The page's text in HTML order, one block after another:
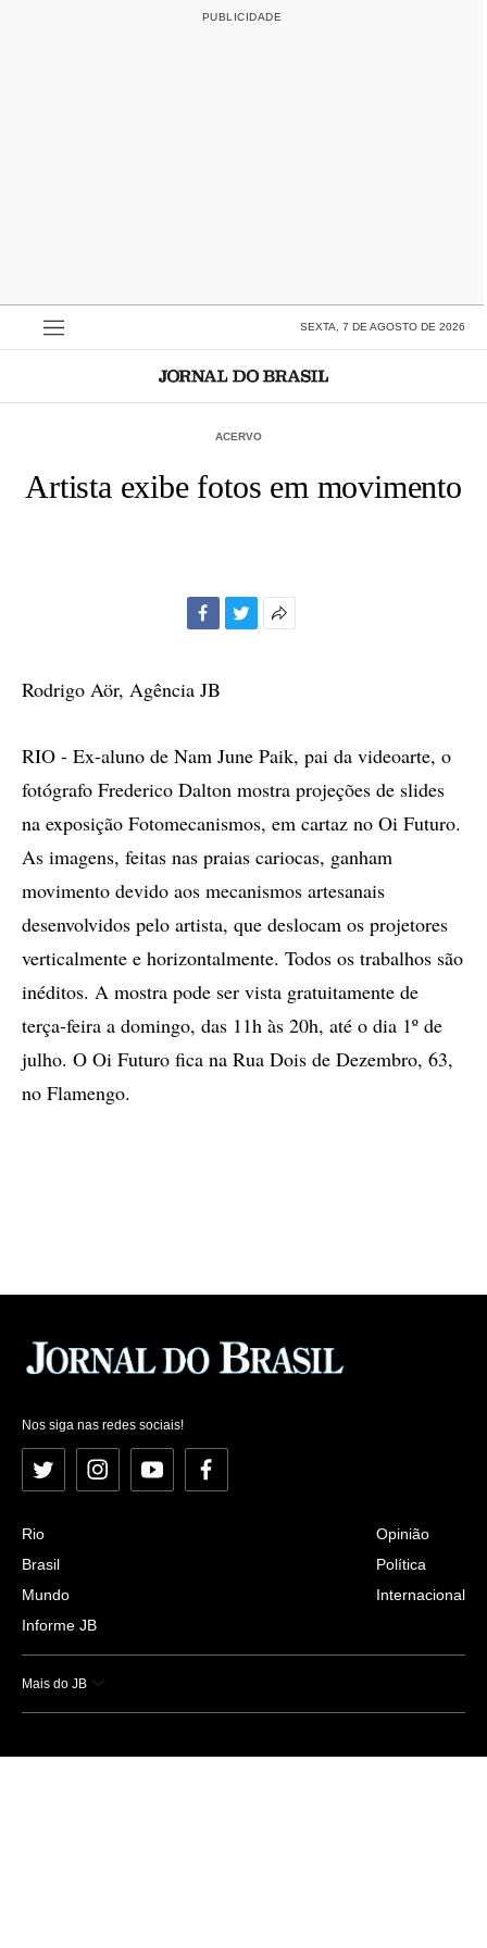
SEXTA, 7 DE AGOSTO DE 2026
ACERVO
Artista exibe fotos em movimento
Rodrigo Aör, Agência JB
RIO - Ex-aluno de Nam June Paik, pai da videoarte, o
fotógrafo Frederico Dalton mostra projeções de slides
na exposição Fotomecanismos, em cartaz no Oi Futuro.
As imagens, feitas nas praias cariocas, ganham
movimento devido aos mecanismos artesanais
desenvolvidos pelo artista, que deslocam os projetores
verticalmente e horizontalmente. Todos os trabalhos são
inéditos. A mostra pode ser vista gratuitamente de
terça-feira a domingo, das 11h às 20h, até o dia 1º de
julho. O Oi Futuro fica na Rua Dois de Dezembro, 63,
no Flamengo.
Nos siga nas redes sociais!
Twitter InstagramYouTubeFacebook
Rio
Brasil
Mundo
Informe JB
Opinião
Política
Internacional
Mais do JB
Esportes